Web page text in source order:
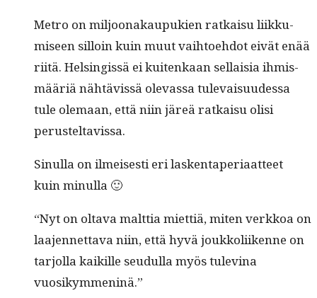
Metro on miljoon­akaupukien ratkaisu liikku­
miseen sil­loin kuin muut vai­h­toe­hdot eivät enää
riitä. Helsingis­sä ei kuitenkaan sel­l­aisia ihmis­
määriä nähtävis­sä olevas­sa tule­vaisu­udessa
tule ole­maan, että niin järeä ratkaisu olisi
perusteltavissa.
Sin­ul­la on ilmeis­es­ti eri lasken­ta­pe­ri­aat­teet
kuin minulla 🙂
“Nyt on olta­va malt­tia miet­tiä, miten verkkoa on
laa­jen­net­ta­va niin, että hyvä joukkoli­ikenne on
tar­jol­la kaikille seudul­la myös tulev­ina
vuosikymmeninä.”